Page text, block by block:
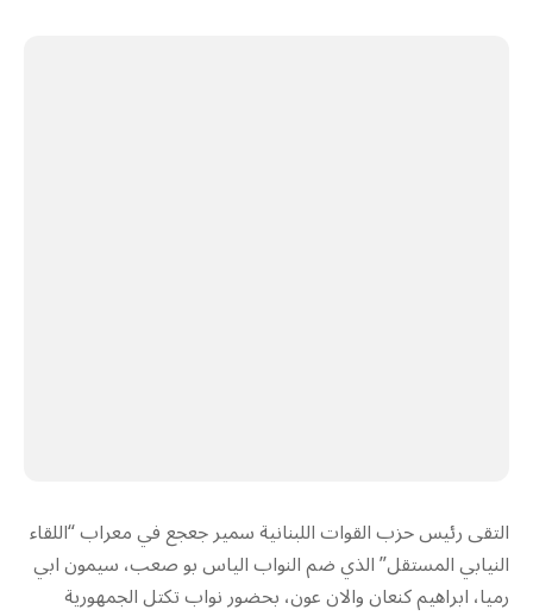
التقى رئيس حزب القوات اللبنانية سمير جعجع في معراب “اللقاء
النيابي المستقل” الذي ضم النواب الياس بو صعب، سيمون ابي
رميا، ابراهيم كنعان والان عون، بحضور نواب تكتل الجمهورية